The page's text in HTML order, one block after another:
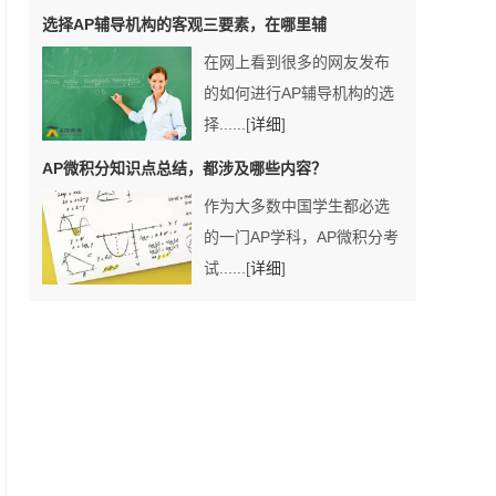
选择AP辅导机构的客观三要素，在哪里辅
在网上看到很多的网友发布
的如何进行AP辅导机构的选
择......[详细]
AP微积分知识点总结，都涉及哪些内容？
作为大多数中国学生都必选
的一门AP学科，AP微积分考
试......[详细]